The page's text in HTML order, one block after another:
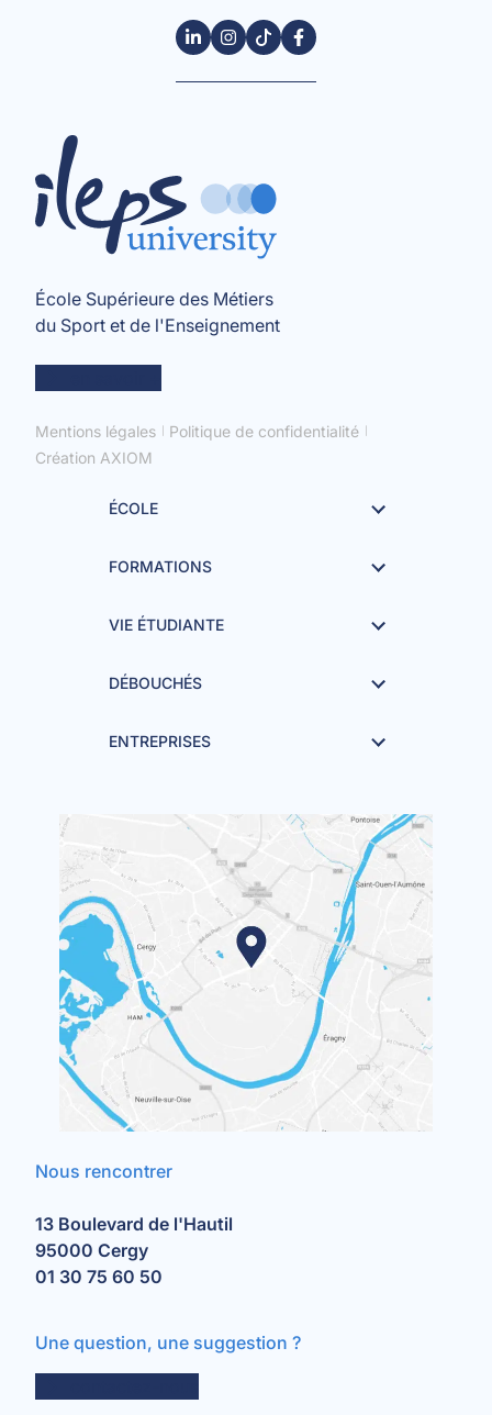
École Supérieure des Métiers
du Sport et de l'Enseignement
Mentions légales
Politique de confidentialité
Création AXIOM
ÉCOLE
FORMATIONS
VIE ÉTUDIANTE
DÉBOUCHÉS
ENTREPRISES
Nous rencontrer
13 Boulevard de l'Hautil
95000 Cergy
01 30 75 60 50
Une question, une suggestion ?